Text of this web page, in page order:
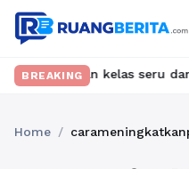
BREAKINGkelas seru dan
Home /